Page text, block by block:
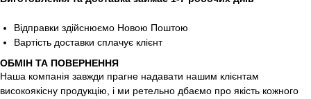
Відправки здійснюємо Новою Поштою
Вартість доставки сплачує клієнт
ОБМІН ТА ПОВЕРНЕННЯ
Наша компанія завжди прагне надавати нашим клієнтам
високоякісну продукцію, і ми ретельно дбаємо про якість кожного